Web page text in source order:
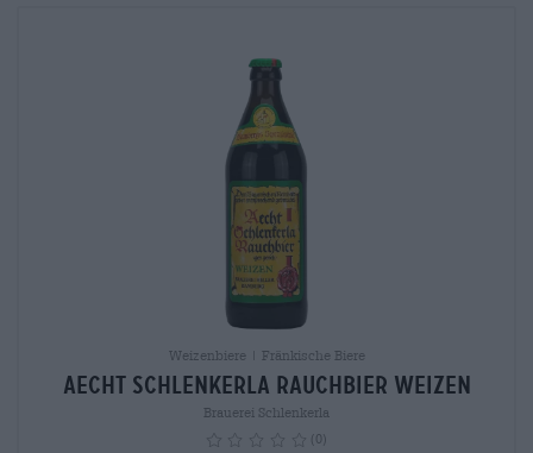
Weizenbiere | Fränkische Biere
Aecht Schlenkerla Rauchbier Weizen
Brauerei Schlenkerla
(0)